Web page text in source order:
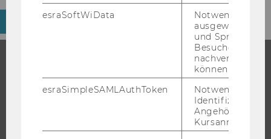
STUDIUM
esraSoftWiData
Notwendig um
ausgewählte
und
Besuchers
nachverfolgen
können.
esraSimpleSAMLAuthToken
Notwendig zur
Identifizierung
Angehörige/r für
Kursanmeldung.